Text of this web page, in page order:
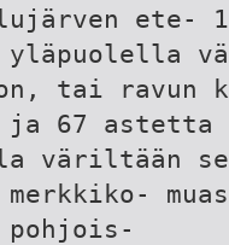
ete-
yläpuolella
tai ravun
67 astetta
väriltään
merkkiko-
pohjois-